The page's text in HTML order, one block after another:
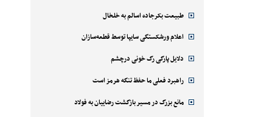
طبیعت بکرجاده اسالم به خلخال
اعلام ورشکستگی سایپا توسط قطعه‌سازان
دلایل پارگی رگ خونی درچشم
راهبرد فعلی ما حفظ تنگه هرمز است
مانع بزرگ در مسیر بازگشت رضاییان به فولاد